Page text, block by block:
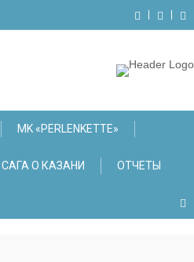
МK «PERLENKETTE»
САГА О КАЗАНИ ОТЧЕТЫ